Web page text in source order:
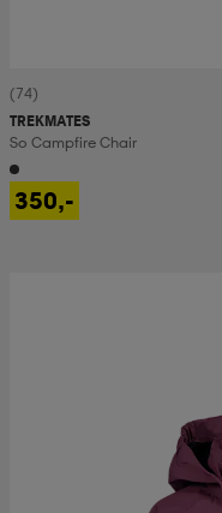
(74)
TREKMATES
So Campfire Chair
350,-